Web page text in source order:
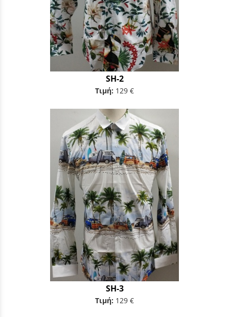
SH-2
Τιμή: 129 €
SH-3
Τιμή: 129 €